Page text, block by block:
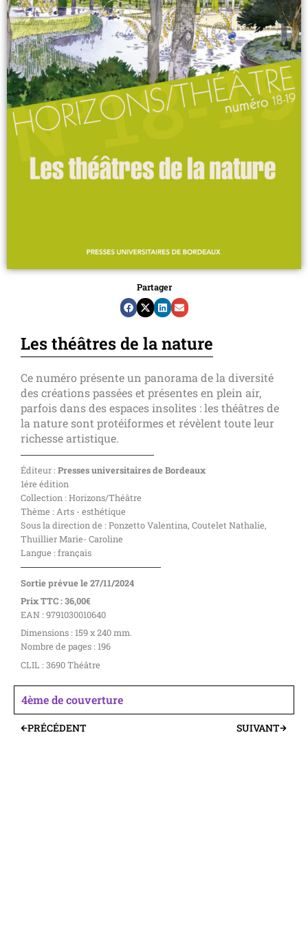
Partager
Les théâtres de la nature
Ce numéro présente un panorama de la diversité
des créations passées et présentes en plein air,
parfois dans des espaces insolites : les théâtres de
la nature sont protéiformes et révèlent toute leur
richesse artistique.
Éditeur : Presses universitaires de Bordeaux
1ére édition
Collection : Horizons/Théâtre
Thème : Arts - esthétique
Sous la direction de : Ponzetto Valentina, Coutelet Nathalie,
Thuillier Marie- Caroline
Langue : français
Sortie prévue le 27/11/2024
Prix TTC : 36,00€
EAN : 9791030010640
Dimensions : 159 x 240 mm.
Nombre de pages : 196
CLIL : 3690 Théâtre
4ème de couverture
Précédent
PRÉCÉDENT SUIVANTSuivant